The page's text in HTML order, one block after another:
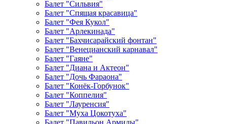
Балет "Сильвия"
Балет "Спящая красавица"
Балет "Фея Кукол"
Балет "Арлекинада"
Балет "Бахчисарайский фонтан"
Балет "Венецианский карнавал"
Балет "Гаяне"
Балет "Диана и Актеон"
Балет "Дочь Фараона"
Балет "Конёк-Горбунок"
Балет "Коппелия"
Балет "Лауренсия"
Балет "Муха Цокотуха"